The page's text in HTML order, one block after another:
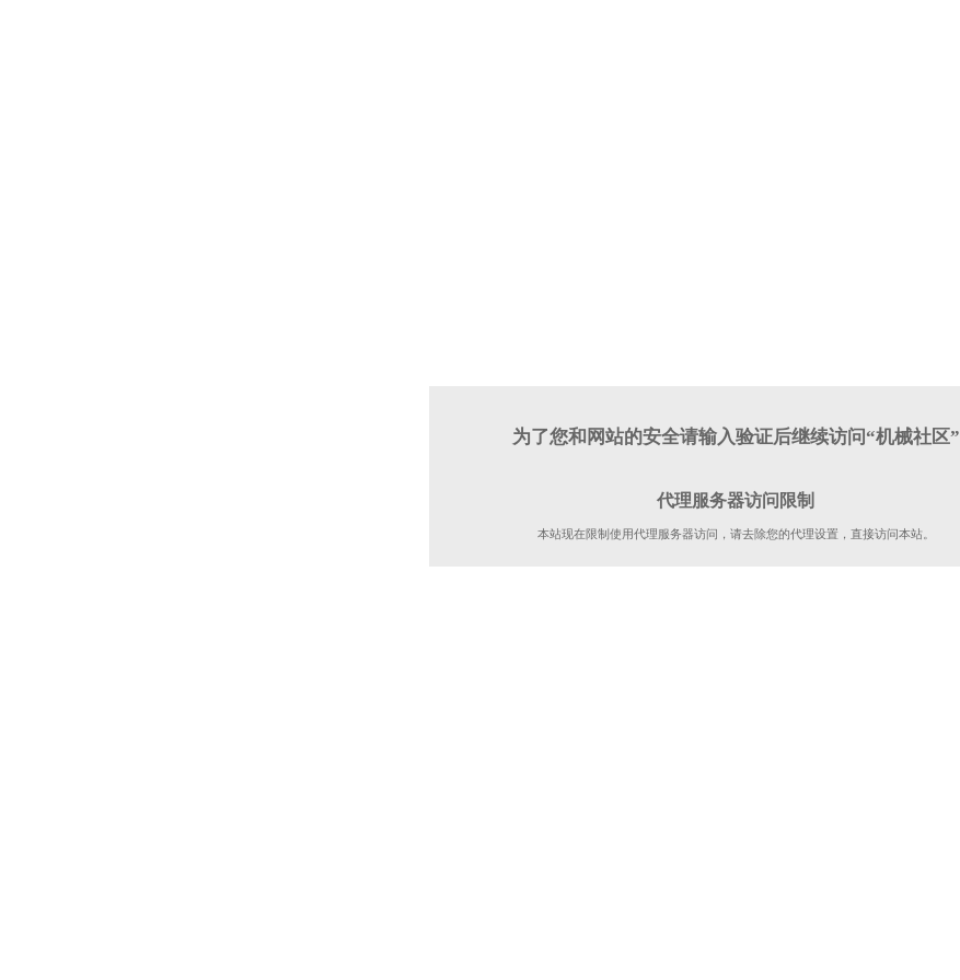
为了您和网站的安全请输入验证后继续访问“机械社区”
代理服务器访问限制
本站现在限制使用代理服务器访问，请去除您的代理设置，直接访问本站。